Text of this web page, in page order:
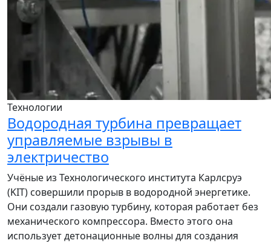
Технологии
Водородная турбина превращает
управляемые взрывы в
электричество
Учёные из Технологического института Карлсруэ
(KIT) совершили прорыв в водородной энергетике.
Они создали газовую турбину, которая работает без
механического компрессора. Вместо этого она
использует детонационные волны для создания